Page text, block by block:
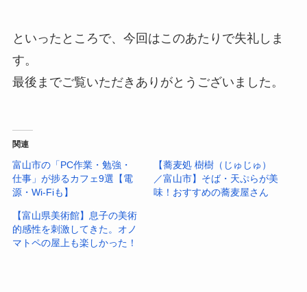
といったところで、今回はこのあたりで失礼しま
す。
最後までご覧いただきありがとうございました。
関連
富山市の「PC作業・勉強・
仕事」が捗るカフェ9選【電
源・Wi-Fiも】
【蕎麦処 樹樹（じゅじゅ）
／富山市】そば・天ぷらが美
味！おすすめの蕎麦屋さん
【富山県美術館】息子の美術
的感性を刺激してきた。オノ
マトペの屋上も楽しかった！